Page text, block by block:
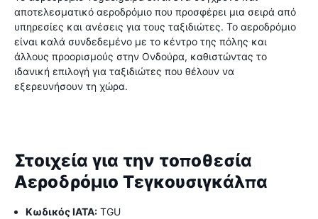
αποτελεσματικό αεροδρόμιο που προσφέρει μια σειρά από
υπηρεσίες και ανέσεις για τους ταξιδιώτες. Το αεροδρόμιο
είναι καλά συνδεδεμένο με το κέντρο της πόλης και
άλλους προορισμούς στην Ονδούρα, καθιστώντας το
ιδανική επιλογή για ταξιδιώτες που θέλουν να
εξερευνήσουν τη χώρα.
Στοιχεία για την τοποθεσία
Αεροδρόμιο Τεγκουσιγκάλπα
Κωδικός IATA: TGU